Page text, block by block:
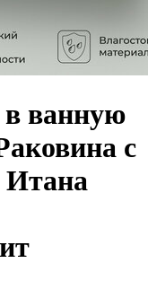
в ванную
с
Итана